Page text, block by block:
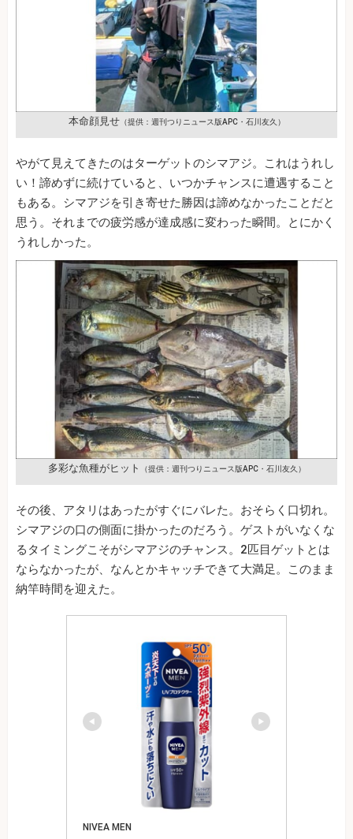
本命顔見せ（提供：週刊つりニュース版APC・石川友久）
やがて見えてきたのはターゲットのシマアジ。これはうれし
い！諦めずに続けていると、いつかチャンスに遭遇すること
もある。シマアジを引き寄せた勝因は諦めなかったことだと
思う。それまでの疲労感が達成感に変わった瞬間。とにかく
うれしかった。
多彩な魚種がヒット （提供：週刊つりニュース版APC・石川友久）
その後、アタリはあったがすぐにバレた。おそらく口切れ。
シマアジの口の側面に掛かったのだろう。ゲストがいなくな
るタイミングこそがシマアジのチャンス。2匹目ゲットとは
ならなかったが、なんとかキャッチできて大満足。このまま
納竿時間を迎えた。
NIVEA MEN